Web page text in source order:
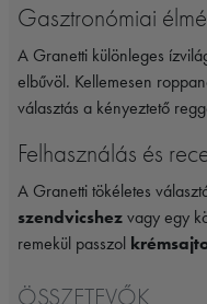
Gasztronómiai
A Granetti különleges
elbűvöl. Kellemesen
választás a kényeztető
Felhasználás és
A Granetti tökéletes
szendvicshez vagy egy
remekül passzol
ÖSSZETEVŐK